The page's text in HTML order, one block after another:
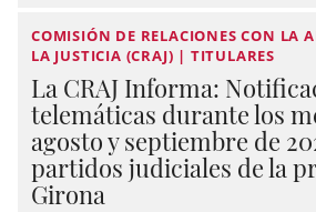
COMISIÓN DE RELACIONES CON LA
LA JUSTICIA (CRAJ) | TITULARES
La CRAJ Informa:
telemáticas durante los
agosto y septiembre de
partidos judiciales de la
Girona